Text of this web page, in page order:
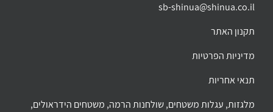
sb-shinua@shinua.co.il
תקנון האתר
מדיניות הפרטיות
תנאי אחריות
מלגזות, עגלות משטחים, שולחנות הרמה, משטחים הידראולים,